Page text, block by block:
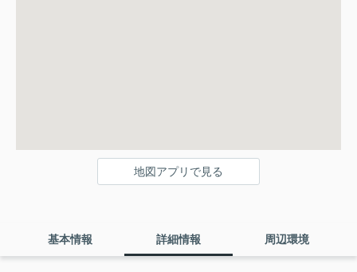
地図アプリで見る
基本情報 詳細情報 周辺環境